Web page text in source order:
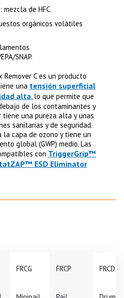
de HFC.
orgánicos volátiles
SNAP.
Remover C es un producto
una tensión superficial
alta, lo que permite que
de los contaminantes y
tiene una pureza alta y unas
sanitarias y de seguridad.
la capa de ozono y tiene un
global (GWP) medio. Las
con TriggerGrip™
ESD Eliminator
in
FRCG FRCP FRCD